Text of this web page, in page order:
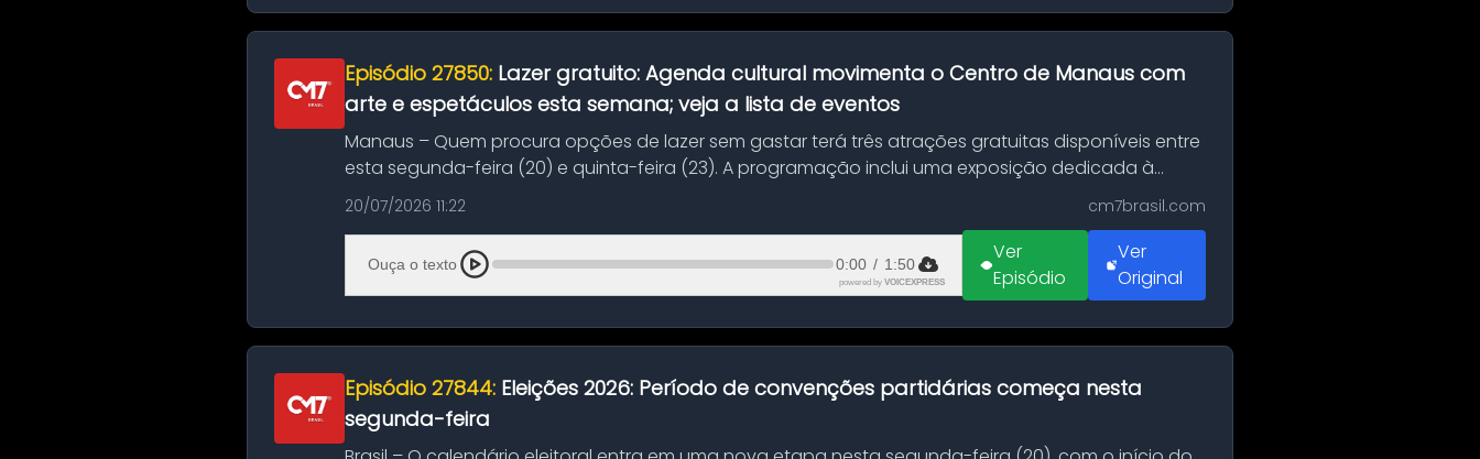
Episódio 27850: Lazer gratuito: Agenda cultural movimenta o Centro de Manaus com
arte e espetáculos esta semana; veja a lista de eventos
Manaus – Quem procura opções de lazer sem gastar terá três atrações gratuitas disponíveis entre
esta segunda-feira (20) e quinta-feira (23). A programação inclui uma exposição dedicada à
história das ...
20/07/2026 11:22 cm7brasil.com
Ouça o texto 0:00 / 1:50
powered by VOICEXPRESS
Ver
Episódio
Ver
Original
Episódio 27844: Eleições 2026: Período de convenções partidárias começa nesta
segunda-feira